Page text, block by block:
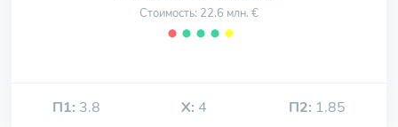
Стоимость: 22.6 млн. €
⬤ ⬤ ⬤ ⬤ ⬤
П1: 3.8 Х: 4 П2: 1.85